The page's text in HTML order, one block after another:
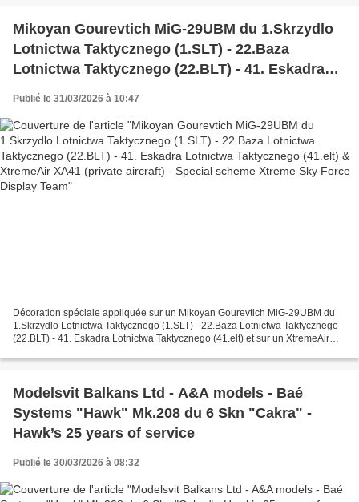
Mikoyan Gourevtich MiG-29UBM du 1.Skrzydlo
Lotnictwa Taktycznego (1.SLT) - 22.Baza
Lotnictwa Taktycznego (22.BLT) - 41. Eskadra
Sky Force Display Team
Publié le 31/03/2026 à 10:47
Décoration spéciale appliquée sur un Mikoyan Gourevtich MiG-29UBM du
1.Skrzydlo Lotnictwa Taktycznego (1.SLT) - 22.Baza Lotnictwa Taktycznego
(22.BLT) - 41. Eskadra Lotnictwa Taktycznego (41.elt) et sur un XtremeAir
Modelsvit Balkans Ltd - A&A models - Baé
Systems "Hawk" Mk.208 du 6 Skn "Cakra" -
Hawk’s 25 years of service
Publié le 30/03/2026 à 08:32